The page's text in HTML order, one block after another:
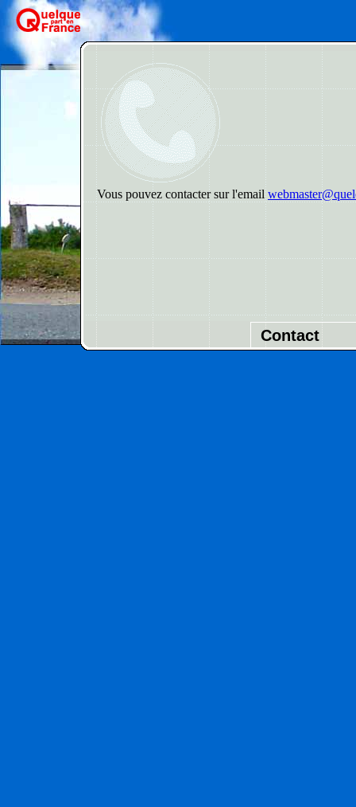
Vous pouvez contacter sur l'email
Contact